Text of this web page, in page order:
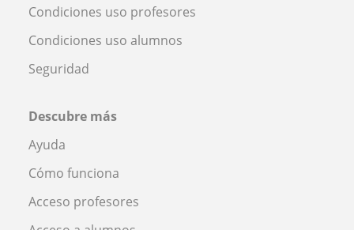
Condiciones uso profesores
Condiciones uso alumnos
Seguridad
Descubre más
Ayuda
Cómo funciona
Acceso profesores